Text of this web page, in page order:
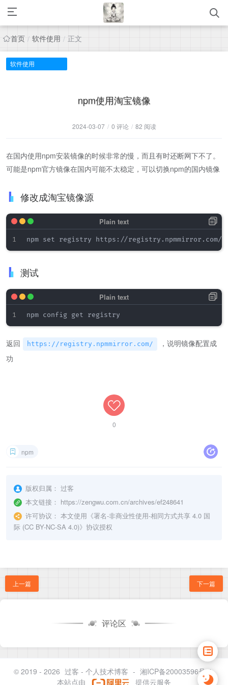
首页 / 软件使用 / 正文
软件使用
npm使用淘宝镜像
2024-03-07 / 0 评论 / 82 阅读
在国内使用npm安装镜像的时候非常的慢，而且有时还断网下不了。
可能是npm官方镜像在国内可能不太稳定，可以切换npm的国内镜像
修改成淘宝镜像源
测试
返回 https://registry.npmmirror.com/
，说明镜像配置成
功
0
npm
版权归属： 过客
本文链接： https://zengwu.com.cn/archives/ef248641
许可协议： 本文使用《署名-非商业性使用-相同方式共享 4.0 国
际 (CC BY-NC-SA 4.0)》协议授权
上一篇 下一篇
评论区
© 2019 - 2026 过客 - 个人技术博客 - 湘ICP备20003596号-1
本站点由
提供云服务